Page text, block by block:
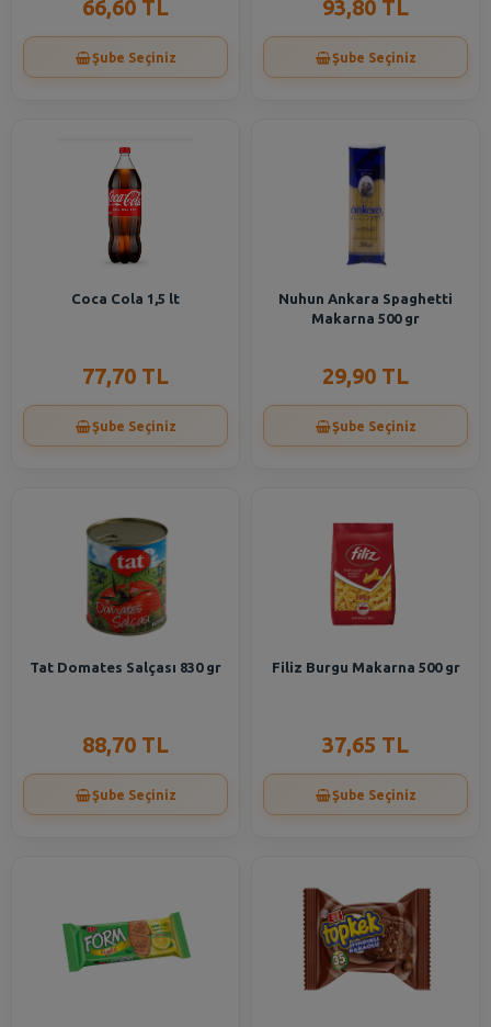
66,60 TL
Şube Seçiniz
93,80 TL
Şube Seçiniz
Coca Cola 1,5 lt
77,70 TL
Şube Seçiniz
Nuhun Ankara Spaghetti
Makarna 500 gr
29,90 TL
Şube Seçiniz
Tat Domates Salçası 830 gr
88,70 TL
Şube Seçiniz
Filiz Burgu Makarna 500 gr
37,65 TL
Şube Seçiniz